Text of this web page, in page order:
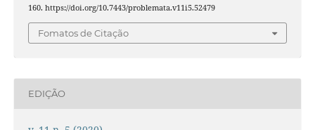
160. https://doi.org/10.7443/problemata.v11i5.52479
Fomatos de Citação
EDIÇÃO